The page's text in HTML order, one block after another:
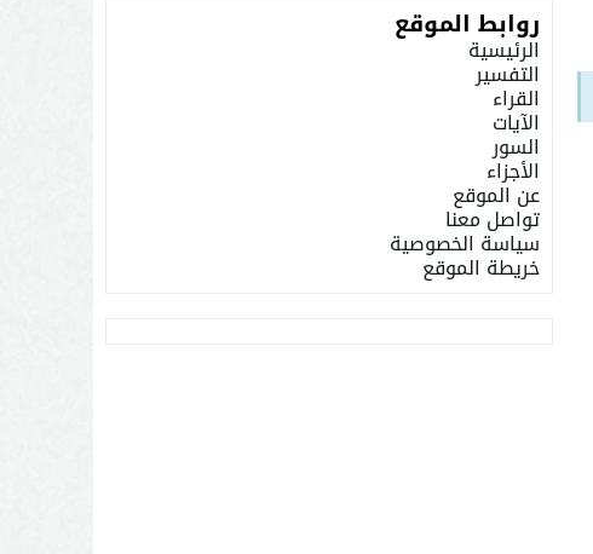
روابط الموقع
الرئيسية
التفسير
القراء
الآيات
السور
الأجزاء
عن الموقع
تواصل معنا
سياسة الخصوصية
خريطة الموقع